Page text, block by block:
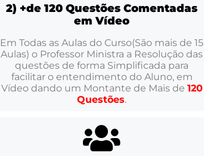
2) +de 120 Questões Comentadas
em Vídeo
Em Todas as Aulas do Curso(São mais de 15
Aulas) o Professor Ministra a Resolução das
questões de forma Simplificada para
facilitar o entendimento do Aluno, em
Vídeo dando um Montante de Mais de 120
Questões.